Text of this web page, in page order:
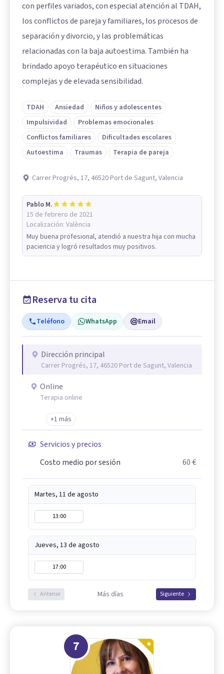
con perfiles variados, con especial atención al TDAH,
los conflictos de pareja y familiares, los procesos de
separación y divorcio, y las problemáticas
relacionadas con la baja autoestima. También ha
brindado apoyo terapéutico en situaciones
complejas y de elevada sensibilidad.
TDAH Ansiedad
Niños y adolescentes
Impulsividad
Problemas emocionales
Conflictos familiares
Dificultades escolares
Autoestima
Traumas Terapia de pareja
Carrer Progrés, 17, 46520 Port de Sagunt, Valencia
Pablo M.
15 de febrero de 2021
Localización: València
Muy buena profesional, atendió a nuestra hija con mucha
paciencia y logró resultados muy positivos.
Reserva tu cita
Teléfono WhatsApp Email
Dirección principal
Carrer Progrés, 17, 46520 Port de Sagunt, Valencia
Online
Terapia online
+1 más
Servicios y precios
Costo medio por sesión
60 €
Martes, 11 de agosto
13:00
Jueves, 13 de agosto
17:00
Anterior Más días Siguiente
7